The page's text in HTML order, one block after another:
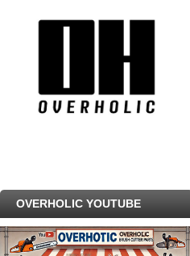
OVERHOLIC YOUTUBE